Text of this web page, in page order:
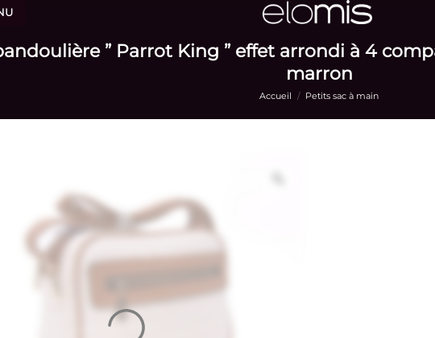
” Parrot King ” effet arrondi à 4
marron
Accueil / Petits sac à main